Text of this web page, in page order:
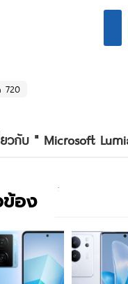
720
วกับ " Microsoft
ข้อง